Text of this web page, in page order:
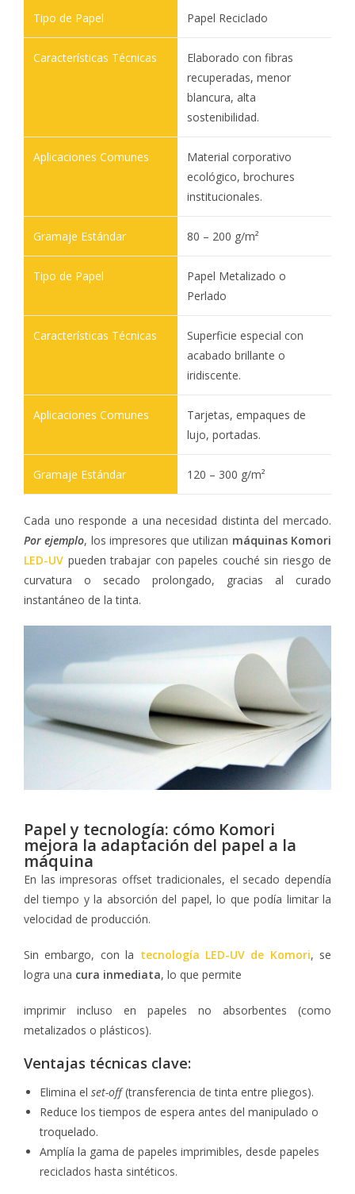
Papel Reciclado
Elaborado con fibras
recuperadas, menor
blancura, alta
sostenibilidad.
Material corporativo
ecológico, brochures
institucionales.
80 – 200 g/m²
Papel Metalizado o
Perlado
Superficie especial con
acabado brillante o
iridiscente.
Tarjetas, empaques de
lujo, portadas.
120 – 300 g/m²
Cada uno responde a una necesidad distinta del mercado.
Por ejemplo, los impresores que utilizan máquinas Komori
LED-UV pueden trabajar con papeles couché sin riesgo de
curvatura o secado prolongado, gracias al curado
instantáneo de la tinta.
Papel y tecnología: cómo Komori
mejora la adaptación del papel a la
máquina
En las impresoras offset tradicionales, el secado dependía
del tiempo y la absorción del papel, lo que podía limitar la
velocidad de producción.
Sin embargo, con la tecnología LED-UV de Komori, se
logra una cura inmediata, lo que permite
imprimir incluso en papeles no absorbentes (como
metalizados o plásticos).
Ventajas técnicas clave:
Elimina el set-off(transferencia de tinta entre pliegos).
Reduce los tiempos de espera antes del manipulado o
troquelado.
Amplía la gama de papeles imprimibles, desde papeles
reciclados hasta sintéticos.